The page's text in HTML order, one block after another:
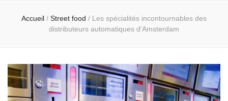
Accueil / Street food / Les spécialités incontournables des
distributeurs automatiques d’Amsterdam